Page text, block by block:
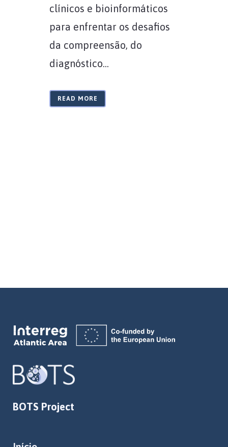
clínicos e bioinformáticos
para enfrentar os desafios
da compreensão, do
diagnóstico...
READ MORE
BOTS Project